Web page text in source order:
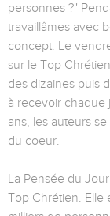
personnes ?"
travaillâmes avec
concept. Le
sur le Top
des dizaines puis
à recevoir chaque
ans, les auteurs
du coeur.
La Pensée du
Top Chrétien. Elle